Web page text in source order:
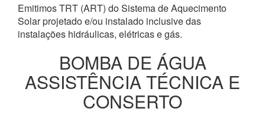
Emitimos TRT (ART) do Sistema de Aquecimento
Solar projetado e/ou instalado inclusive das
instalações hidráulicas, elétricas e gás.
BOMBA DE ÁGUA
ASSISTÊNCIA TÉCNICA E
CONSERTO